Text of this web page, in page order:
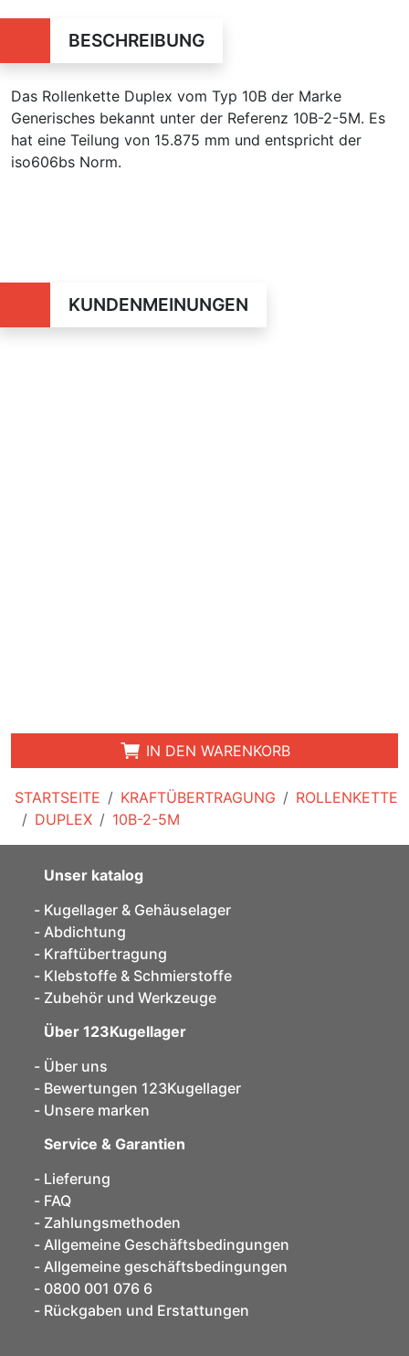
STARTSEITE KRAFTÜBERTRAGUNG
ROLLENKETTE
DUPLEX
10B-2-5M
BESCHREIBUNG
Das Rollenkette Duplex vom Typ 10B der Marke
Generisches bekannt unter der Referenz 10B-2-5M. Es
hat eine Teilung von 15.875 mm und entspricht der
iso606bs Norm.
KUNDENMEINUNGEN
IN DEN WARENKORB
Unser katalog
Kugellager & Gehäuselager
Abdichtung
Kraftübertragung
Klebstoffe & Schmierstoffe
Zubehör und Werkzeuge
Über 123Kugellager
Über uns
Bewertungen 123Kugellager
Unsere marken
Service & Garantien
Lieferung
FAQ
Zahlungsmethoden
Allgemeine Geschäftsbedingungen
Allgemeine geschäftsbedingungen
0800 001 076 6
Rückgaben und Erstattungen